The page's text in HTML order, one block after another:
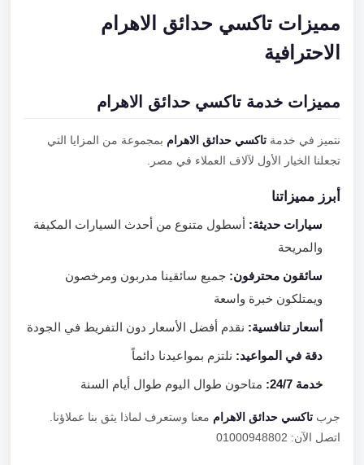
مميزات تاكسي حدائق الاهرام
الاحترافية
مميزات خدمة تاكسي حدائق الاهرام
نتميز في خدمةتاكسي حدائق الاهرام بمجموعة من المزايا التي
تجعلنا الخيار الأول لآلاف العملاء في مصر.
أبرز مميزاتنا
سيارات حديثة:أسطول متنوع من أحدث السيارات المكيفة
والمريحة
سائقون محترفون:جميع سائقينا مدربون ومرخصون
ويمتلكون خبرة واسعة
أسعار تنافسية:نقدم أفضل الأسعار دون التفريط في الجودة
دقة في المواعيد:نلتزم بمواعيدنا دائماً
خدمة 24/7: متاحون طوال اليوم طوال أيام السنة
جربتاكسي حدائق الاهرام معنا وستعرف لماذا يثق بنا عملاؤنا.
اتصل الآن: 01000948802